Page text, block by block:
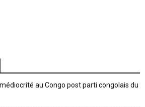
au Congo post parti congolais du